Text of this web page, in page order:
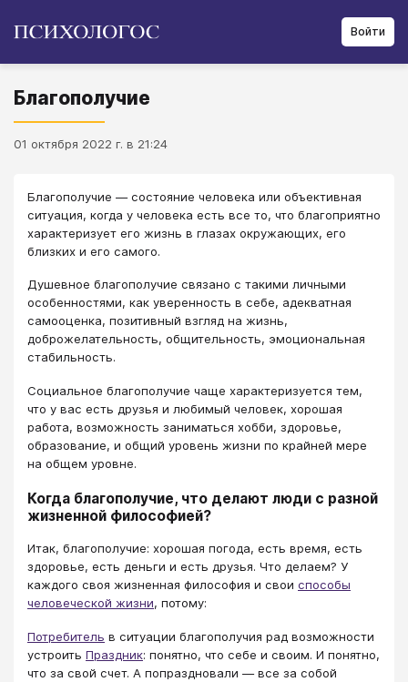
Войти
Благополучие
01 октября 2022 г. в 21:24
Благополучие — состояние человека или объективная
ситуация, когда у человека есть все то, что благоприятно
характеризует его жизнь в глазах окружающих, его
близких и его самого.
Душевное благополучие связано с такими личными
особенностями, как уверенность в себе, адекватная
самооценка, позитивный взгляд на жизнь,
доброжелательность, общительность, эмоциональная
стабильность.
Социальное благополучие чаще характеризуется тем,
что у вас есть друзья и любимый человек, хорошая
работа, возможность заниматься хобби, здоровье,
образование, и общий уровень жизни по крайней мере
на общем уровне.
Когда благополучие, что делают люди с разной
жизненной философией?
Итак, благополучие: хорошая погода, есть время, есть
здоровье, есть деньги и есть друзья. Что делаем? У
каждого своя жизненная философия и свои способы
человеческой жизни, потому:
Потребитель в ситуации благополучия рад возможности
устроить Праздник: понятно, что себе и своим. И понятно,
что за свой счет. А попраздновали — все за собой